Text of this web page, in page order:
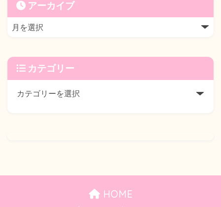
アーカイブ
カテゴリー
HOME